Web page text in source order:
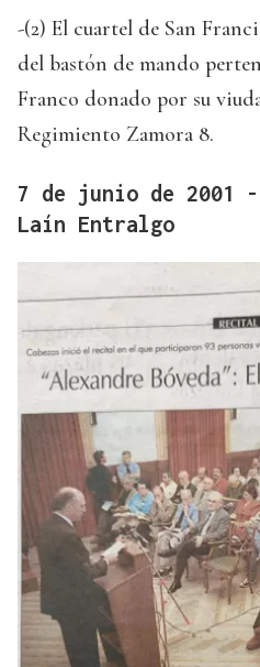
-(2) El cuartel de San
del bastón de mando
Franco donado por su
Regimiento Zamora 8.
7 de junio de 2001
Laín Entralgo